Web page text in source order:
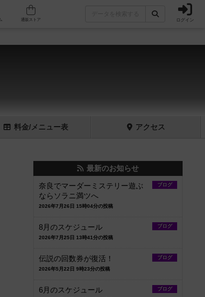
人気ボードゲーム ログイン
料金/メニュー表 アクセス
最新のお知らせ
ブログ
奈良でマーダーミステリー遊ぶ
ならソラニ満ツへ
2026年7月26日 15時04分の投稿
ブログ
8月のスケジュール
2026年7月25日 13時41分の投稿
ブログ
伝説の回数券が復活！
2026年5月22日 9時23分の投稿
ブログ
6月のスケジュール